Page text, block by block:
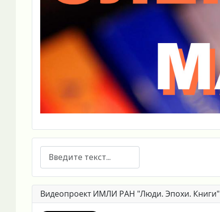
Поиск
Видеопроект ИМЛИ РАН "Люди. Эпохи. Книги"